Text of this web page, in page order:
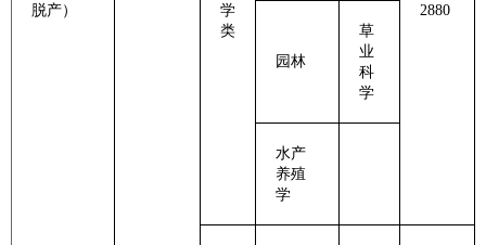
脱产）
学
类
2880
园林
草
业
科
学
水产
养殖
学